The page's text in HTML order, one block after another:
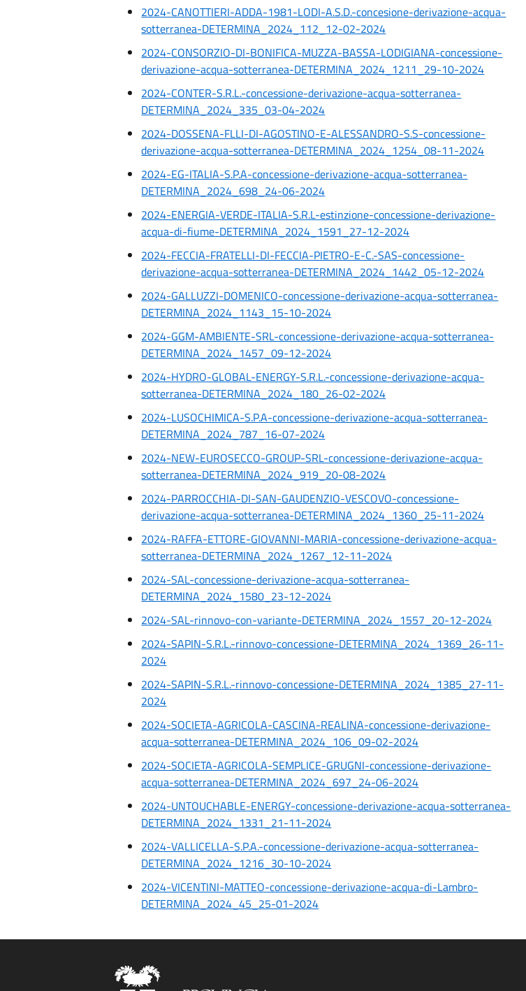
2024-CANOTTIERI-ADDA-1981-LODI-A.S.D.-concesione-derivazione-acqua-
sotterranea-DETERMINA_2024_112_12-02-2024
2024-CONSORZIO-DI-BONIFICA-MUZZA-BASSA-LODIGIANA-concessione-
derivazione-acqua-sotterranea-DETERMINA_2024_1211_29-10-2024
2024-CONTER-S.R.L.-concessione-derivazione-acqua-sotterranea-
DETERMINA_2024_335_03-04-2024
2024-DOSSENA-FLLI-DI-AGOSTINO-E-ALESSANDRO-S.S-concessione-
derivazione-acqua-sotterranea-DETERMINA_2024_1254_08-11-2024
2024-EG-ITALIA-S.P.A-concessione-derivazione-acqua-sotterranea-
DETERMINA_2024_698_24-06-2024
2024-ENERGIA-VERDE-ITALIA-S.R.L-estinzione-concessione-derivazione-
acqua-di-fiume-DETERMINA_2024_1591_27-12-2024
2024-FECCIA-FRATELLI-DI-FECCIA-PIETRO-E-C.-SAS-concessione-
derivazione-acqua-sotterranea-DETERMINA_2024_1442_05-12-2024
2024-GALLUZZI-DOMENICO-concessione-derivazione-acqua-sotterranea-
DETERMINA_2024_1143_15-10-2024
2024-GGM-AMBIENTE-SRL-concessione-derivazione-acqua-sotterranea-
DETERMINA_2024_1457_09-12-2024
2024-HYDRO-GLOBAL-ENERGY-S.R.L.-concessione-derivazione-acqua-
sotterranea-DETERMINA_2024_180_26-02-2024
2024-LUSOCHIMICA-S.P.A-concessione-derivazione-acqua-sotterranea-
DETERMINA_2024_787_16-07-2024
2024-NEW-EUROSECCO-GROUP-SRL-concessione-derivazione-acqua-
sotterranea-DETERMINA_2024_919_20-08-2024
2024-PARROCCHIA-DI-SAN-GAUDENZIO-VESCOVO-concessione-
derivazione-acqua-sotterranea-DETERMINA_2024_1360_25-11-2024
2024-RAFFA-ETTORE-GIOVANNI-MARIA-concessione-derivazione-acqua-
sotterranea-DETERMINA_2024_1267_12-11-2024
2024-SAL-concessione-derivazione-acqua-sotterranea-
DETERMINA_2024_1580_23-12-2024
2024-SAL-rinnovo-con-variante-DETERMINA_2024_1557_20-12-2024
2024-SAPIN-S.R.L.-rinnovo-concessione-DETERMINA_2024_1369_26-11-
2024
2024-SAPIN-S.R.L.-rinnovo-concessione-DETERMINA_2024_1385_27-11-
2024
2024-SOCIETA-AGRICOLA-CASCINA-REALINA-concessione-derivazione-
acqua-sotterranea-DETERMINA_2024_106_09-02-2024
2024-SOCIETA-AGRICOLA-SEMPLICE-GRUGNI-concessione-derivazione-
acqua-sotterranea-DETERMINA_2024_697_24-06-2024
2024-UNTOUCHABLE-ENERGY-concessione-derivazione-acqua-sotterranea-
DETERMINA_2024_1331_21-11-2024
2024-VALLICELLA-S.P.A.-concessione-derivazione-acqua-sotterranea-
DETERMINA_2024_1216_30-10-2024
2024-VICENTINI-MATTEO-concessione-derivazione-acqua-di-Lambro-
DETERMINA_2024_45_25-01-2024